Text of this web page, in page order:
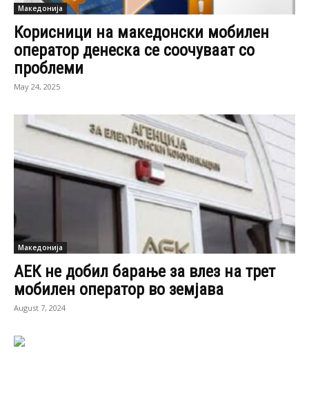
Македонија
Корисници на македонски мобилен
оператор денеска се соочуваат со
проблеми
May 24, 2025
Македонија
АЕК не добил барање за влез на трет
мобилен оператор во земјава
August 7, 2024